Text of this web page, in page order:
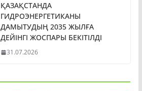
ҚАЗАҚСТАНДА
ГИДРОЭНЕРГЕТИКАНЫ
ДАМЫТУДЫҢ 2035 ЖЫЛҒА
ДЕЙІНГІ ЖОСПАРЫ БЕКІТІЛДІ
31.07.2026